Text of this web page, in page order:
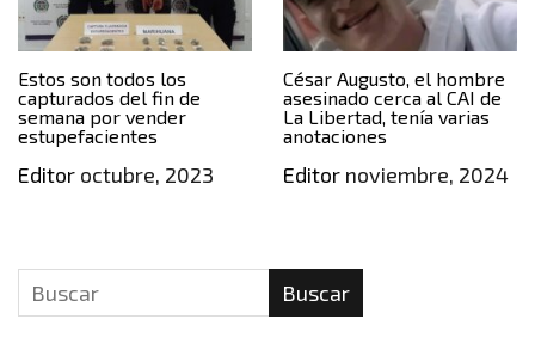
Estos son todos los
capturados del fin de
semana por vender
estupefacientes
Editor octubre, 2023
César Augusto, el hombre
asesinado cerca al CAI de
La Libertad, tenía varias
anotaciones
Editornoviembre, 2024
Buscar